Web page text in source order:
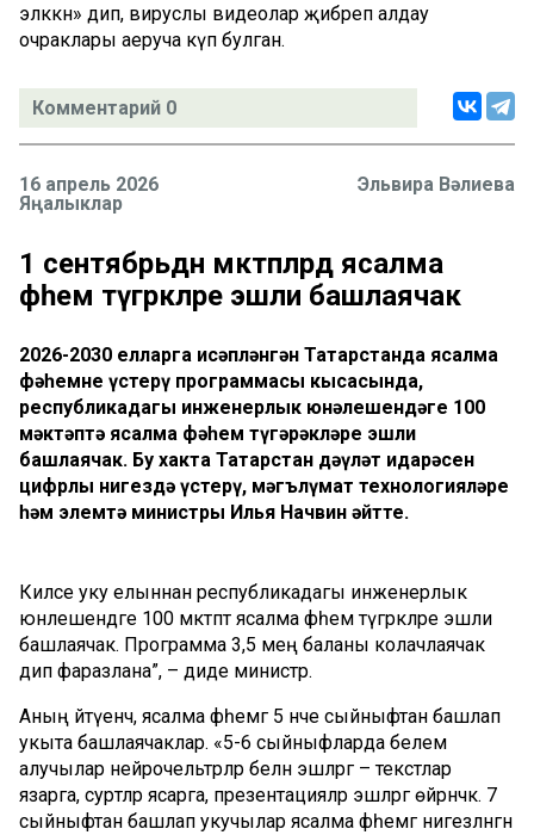
эләккән» дип, вируслы видеолар җибәреп алдау
очраклары аеруча күп булган.
Комментарий 0
16 апрель 2026
Яңалыклар
Эльвира Вәлиева
1 сентябрьдән мәктәпләрдә ясалма
фәһем түгәрәкләре эшли башлаячак
2026-2030 елларга исәпләнгән Татарстанда ясалма
фәһемне үстерү программасы кысасында,
республикадагы инженерлык юнәлешендәге 100
мәктәптә ясалма фәһем түгәрәкләре эшли
башлаячак. Бу хакта Татарстан дәүләт идарәсен
цифрлы нигездә үстерү, мәгълүмат технологияләре
һәм элемтә министры Илья Начвин әйтте.
Киләсе уку елыннан республикадагы инженерлык
юнәлешендәге 100 мәктәптә ясалма фәһем түгәрәкләре эшли
башлаячак. Программа 3,5 мең баланы колачлаячак
дип фаразлана”, – диде министр.
Аның әйтүенчә, ясалма фәһемгә 5 нче сыйныфтан башлап
укыта башлаячаклар. «5-6 сыйныфларда белем
алучылар нейрочельтәрләр белән эшләргә – текстлар
язарга, сурәтләр ясарга, презентацияләр эшләргә өйрәнәчәк. 7
сыйныфтан башлап укучылар ясалма фәһемгә нигезләнгән